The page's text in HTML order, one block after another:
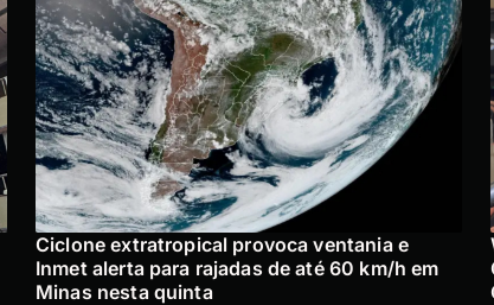
Ciclone extratropical provoca ventania e
Inmet alerta para rajadas de até 60 km/h em
Minas nesta quinta